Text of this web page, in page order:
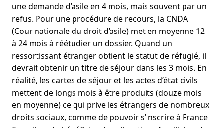
une demande d’asile en 4 mois, mais souvent par un
refus. Pour une procédure de recours, la CNDA
(Cour nationale du droit d’asile) met en moyenne 12
à 24 mois à réétudier un dossier. Quand un
ressortissant étranger obtient le statut de réfugié, il
devrait obtenir un titre de séjour dans les 3 mois. En
réalité, les cartes de séjour et les actes d’état civils
mettent de longs mois à être produits (douze mois
en moyenne) ce qui prive les étrangers de nombreux
droits sociaux, comme de pouvoir s’inscrire à France